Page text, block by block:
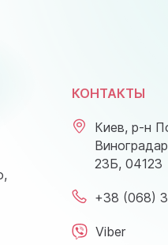
КОНТАКТЫ
Киев, р-н
23Б, 04123
+38 (068)
Viber